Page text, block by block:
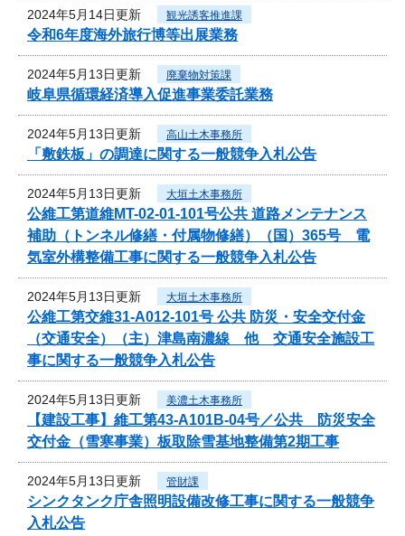
2024年5月14日更新 観光誘客推進課
令和6年度海外旅行博等出展業務
2024年5月13日更新 廃棄物対策課
岐阜県循環経済導入促進事業委託業務
2024年5月13日更新 高山土木事務所
「敷鉄板」の調達に関する一般競争入札公告
2024年5月13日更新 大垣土木事務所
公維工第道維MT-02-01-101号公共 道路メンテナンス
補助（トンネル修繕・付属物修繕）（国）365号 電
気室外構整備工事に関する一般競争入札公告
2024年5月13日更新 大垣土木事務所
公維工第交維31-A012-101号 公共 防災・安全交付金
（交通安全）（主）津島南濃線 他 交通安全施設工
事に関する一般競争入札公告
2024年5月13日更新 美濃土木事務所
【建設工事】維工第43-A101B-04号／公共 防災安全
交付金（雪寒事業）板取除雪基地整備第2期工事
2024年5月13日更新 管財課
シンクタンク庁舎照明設備改修工事に関する一般競争
入札公告